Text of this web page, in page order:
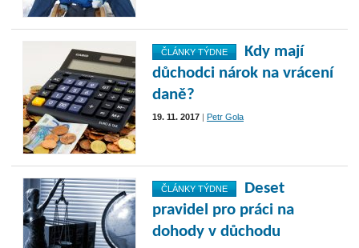
ČLÁNKY TÝDNE
Kdy mají
důchodci nárok na vrácení
daně?
19. 11. 2017 Petr Gola
ČLÁNKY TÝDNE
Deset
pravidel pro práci na
dohody v důchodu